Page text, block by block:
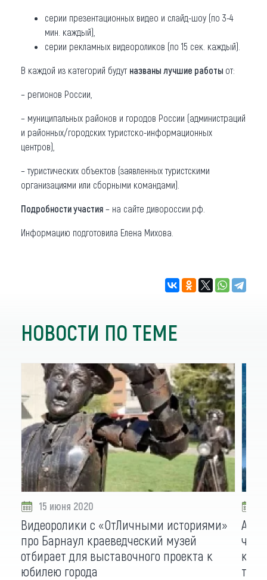
серии презентационных видео и слайд-шоу (по 3-4
мин. каждый),
серии рекламных видеороликов (по 15 сек. каждый).
В каждой из категорий будут названы лучшие работы от:
– регионов России,
– муниципальных районов и городов России (администраций
и районных/городских туристско-информационных
центров),
– туристических объектов (заявленных туристскими
организациями или сборными командами).
Подробности участия – на сайте дивороссии.рф.
Информацию подготовила Елена Михова.
НОВОСТИ ПО ТЕМЕ
15 июня 2020
Видеоролики с «ОтЛичными историями»
про Барнаул краеведческий музей
отбирает для выставочного проекта к
юбилею города
так